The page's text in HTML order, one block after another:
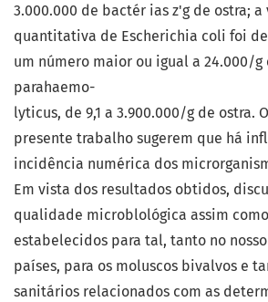
3.000.000 de bactér ias z'g de ostra; a
quantitativa de Escherichia coli foi
um número maior ou igual a 24.000/g
parahaemo-
lyticus, de 9,1 a 3.900.000/g de ostra.
presente trabalho sugerem que há
incidência numérica dos
Em vista dos resultados obtidos,
qualidade microblológica assim
estabelecidos para tal, tanto no
países, para os moluscos bivalvos e
sanitários relacionados com as